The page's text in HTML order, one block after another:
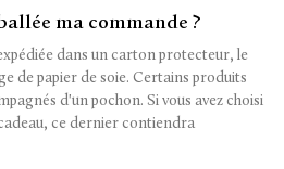
ma commande ?
dans un carton protecteur, le
de papier de soie. Certains produits
d'un pochon. Si vous avez choisi
ce dernier contiendra